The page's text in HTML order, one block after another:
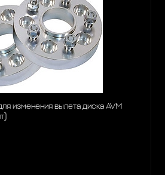
изменения вылета диска AVM